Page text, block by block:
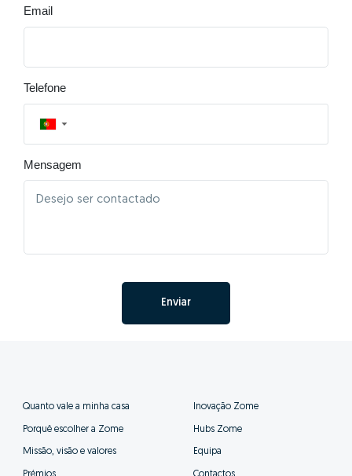
Email
Telefone
▼
Mensagem
Enviar
Quanto vale a minha casa
Porquê escolher a Zome
Missão, visão e valores
Inovação Zome
Hubs Zome
Equipa